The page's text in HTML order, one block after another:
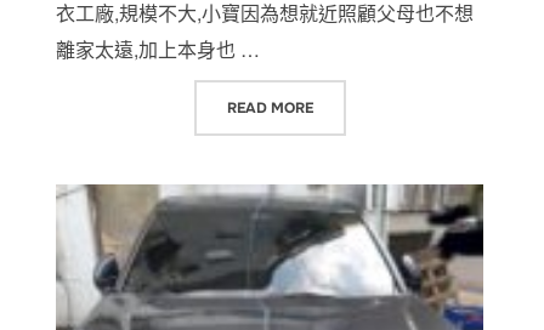
衣工廠,規模不大,小寶因為想就近照顧父母也不想
離家太遠,加上本身也 …
READ MORE“我的車家人剛過戶給我,可以辦理